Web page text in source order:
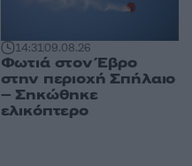
14:3109.08.26
Φωτιά στον Έβρο
στην περιοχή Σπήλαιο
– Σηκώθηκε
ελικόπτερο